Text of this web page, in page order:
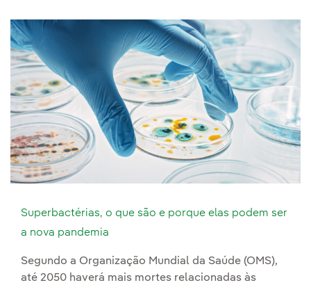
Superbactérias, o que são e porque elas podem ser
a nova pandemia
Segundo a Organização Mundial da Saúde (OMS),
até 2050 haverá mais mortes relacionadas às